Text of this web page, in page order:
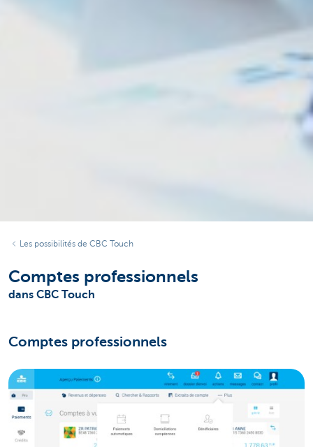
Les possibilités de CBC Touch
Comptes professionnels
dans CBC Touch
Comptes professionnels